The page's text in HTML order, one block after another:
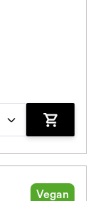
Zum
Vegan